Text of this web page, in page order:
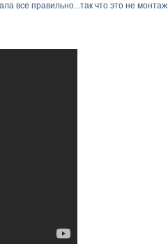
все правильно...так что это не